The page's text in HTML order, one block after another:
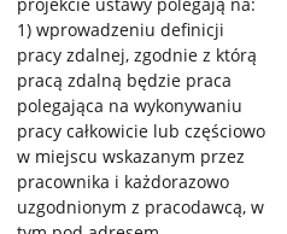
1) wprowadzeniu definicji
pracy zdalnej, zgodnie z którą
pracą zdalną będzie praca
polegająca na wykonywaniu
pracy całkowicie lub częściowo
w miejscu wskazanym przez
pracownika i każdorazowo
uzgodnionym z pracodawcą, w